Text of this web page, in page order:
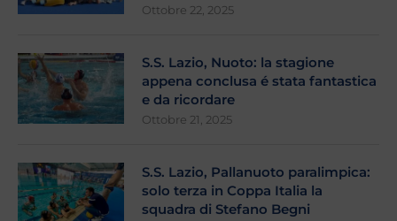
Ottobre 22, 2025
S.S. Lazio, Nuoto: la stagione
appena conclusa é stata fantastica
e da ricordare
Ottobre 21, 2025
S.S. Lazio, Pallanuoto paralimpica:
solo terza in Coppa Italia la
squadra di Stefano Begni